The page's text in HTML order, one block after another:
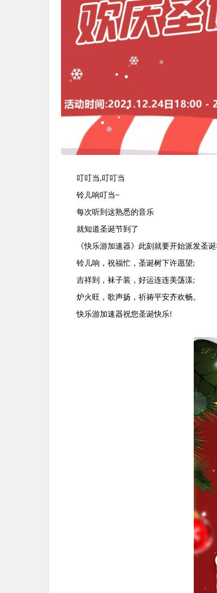
叮叮当,叮叮当
铃儿响叮当~
每次听到这熟悉的音乐
就知道圣诞节到了
《快乐游加速器》此刻就要开始派发圣
铃儿响，祝福忙，圣诞树下许愿望;
吉祥到，袜子装，好运连连美荡漾;
炉火旺，歌声扬，祈祷平安齐欢畅。
快乐游加速器祝您圣诞快乐!